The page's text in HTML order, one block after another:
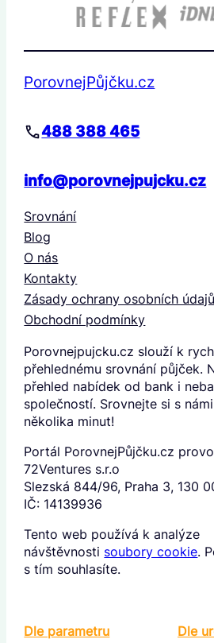
PorovnejPůjčku.cz
488 388 465
info@porovnejpujcku.cz
Srovnání
Blog
O nás
Kontakty
Zásady ochrany osobních údajů
Obchodní podmínky
Porovnejpujcku.cz slouží k
přehlednému srovnání půjček.
přehled nabídek od bank i
společností. Srovnejte si s
několika minut!
Portál PorovnejPůjčku.cz
72Ventures s.r.o
Slezská 844/96, Praha 3, 130
IČ: 14139936
Tento web používá k analýze
návštěvnosti soubory cookie.
s tím souhlasíte.
Dle parametru Dle